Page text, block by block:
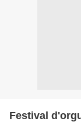
Festival